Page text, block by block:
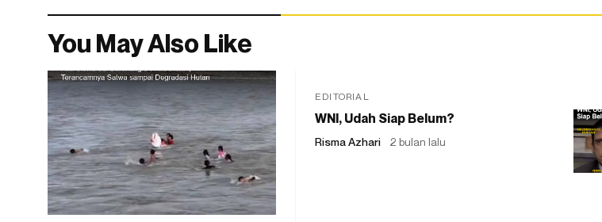
You May Also Like
EDITORIAL
WNI, Udah Siap Belum?
Risma Azhari 2 bulan lalu